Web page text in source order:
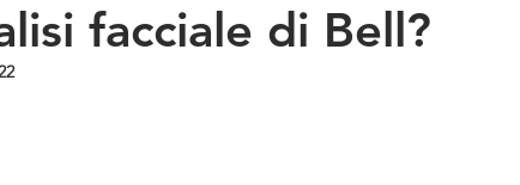
facciale di Bell?